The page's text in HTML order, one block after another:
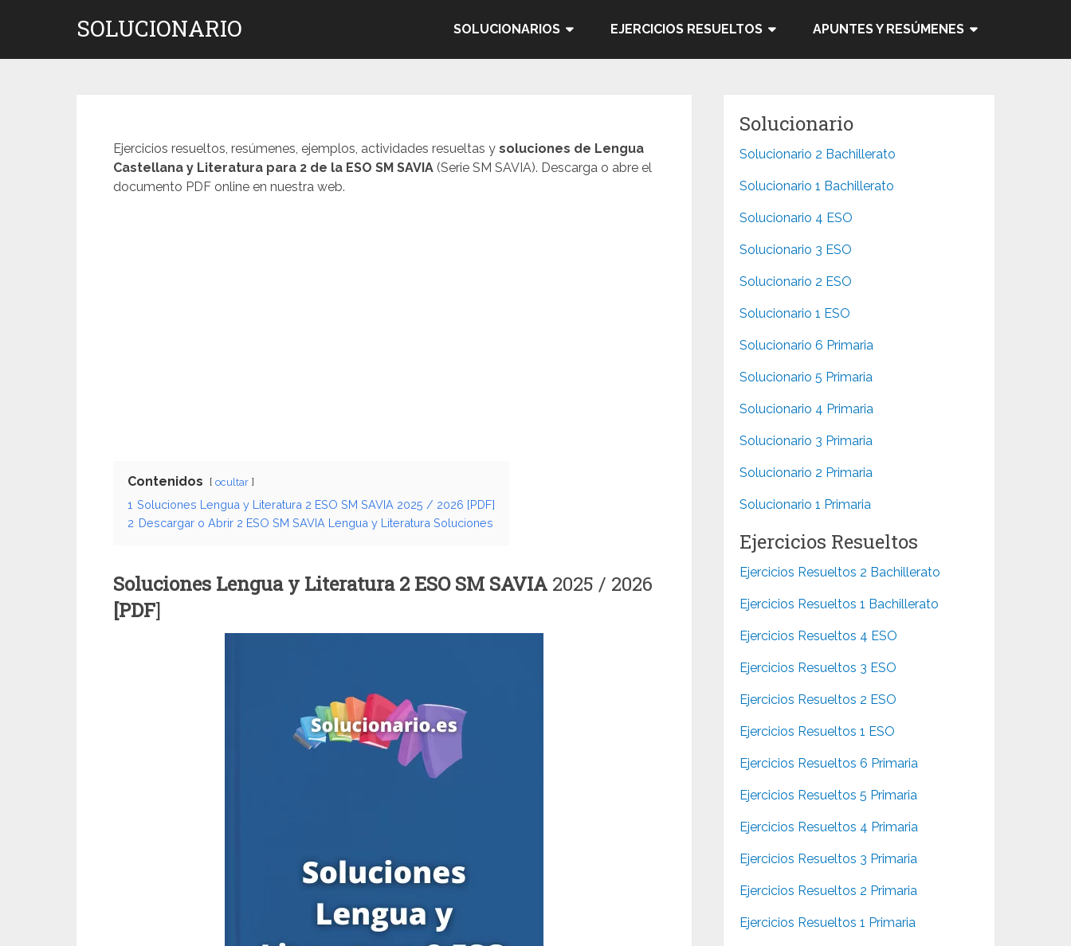
SOLUCIONARIO SOLUCIONARIOS EJERCICIOS RESUELTOS APUNTES Y RESÚMENES
Ejercicios resueltos, resúmenes, ejemplos, actividades resueltas y soluciones de Lengua
Castellana y Literatura para 2 de la ESO SM SAVIA (Serie SM SAVIA). Descarga o abre el
documento PDF online en nuestra web.
Contenidos ocultar
1 Soluciones Lengua y Literatura 2 ESO SM SAVIA 2025 / 2026 [PDF]
2 Descargar o Abrir 2 ESO SM SAVIA Lengua y Literatura Soluciones
Soluciones Lengua y Literatura 2 ESO SM SAVIA 2025 / 2026
[PDF]
Solucionario
Solucionario 2 Bachillerato
Solucionario 1 Bachillerato
Solucionario 4 ESO
Solucionario 3 ESO
Solucionario 2 ESO
Solucionario 1 ESO
Solucionario 6 Primaria
Solucionario 5 Primaria
Solucionario 4 Primaria
Solucionario 3 Primaria
Solucionario 2 Primaria
Solucionario 1 Primaria
Ejercicios Resueltos
Ejercicios Resueltos 2 Bachillerato
Ejercicios Resueltos 1 Bachillerato
Ejercicios Resueltos 4 ESO
Ejercicios Resueltos 3 ESO
Ejercicios Resueltos 2 ESO
Ejercicios Resueltos 1 ESO
Ejercicios Resueltos 6 Primaria
Ejercicios Resueltos 5 Primaria
Ejercicios Resueltos 4 Primaria
Ejercicios Resueltos 3 Primaria
Ejercicios Resueltos 2 Primaria
Ejercicios Resueltos 1 Primaria